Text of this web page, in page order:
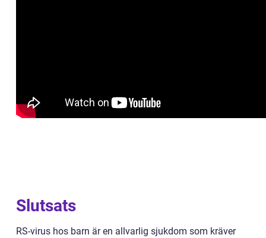
Slutsats
RS-virus hos barn är en allvarlig sjukdom som kräver